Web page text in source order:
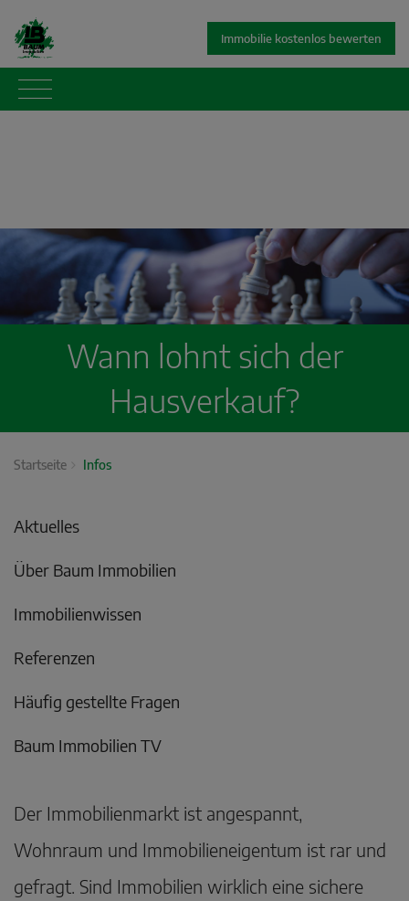
Immobilie kostenlos bewerten
Wann lohnt sich der
Hausverkauf?
Startseite Infos
Aktuelles
Über Baum Immobilien
Immobilienwissen
Referenzen
Häufig gestellte Fragen
Baum Immobilien TV
Der Immobilienmarkt ist angespannt,
Wohnraum und Immobilieneigentum ist rar und
gefragt. Sind Immobilien wirklich eine sichere